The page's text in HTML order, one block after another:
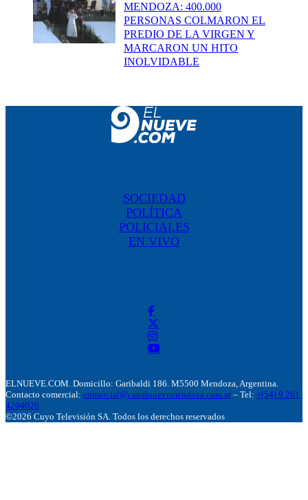
MENDOZA: 400.000
PERSONAS COLMARON EL
PREDIO DE LA VIRGEN Y
MARCARON UN HITO
INOLVIDABLE
SOCIEDAD
POLÍTICA
POLICIALES
EN VIVO
ELNUEVE.COM. Domicillo: Garibaldi 186. M5500 Mendoza, Argentina.
Contacto comercial: comercial@canalnuevemendoza.com.ar – Tel: +(54) 9 261
4204020
©2026 Cuyo Televisión SA. Todos los derechos reservados